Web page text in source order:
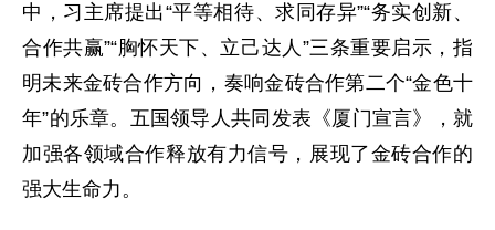
中，习主席提出“平等相待、求同存异”“务实创新、
合作共赢”“胸怀天下、立己达人”三条重要启示，指
明未来金砖合作方向，奏响金砖合作第二个“金色十
年”的乐章。五国领导人共同发表《厦门宣言》，就
加强各领域合作释放有力信号，展现了金砖合作的
强大生命力。